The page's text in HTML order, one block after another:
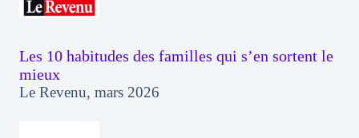
Les 10 habitudes des familles qui s’en sortent le
mieux
Le Revenu, mars 2026